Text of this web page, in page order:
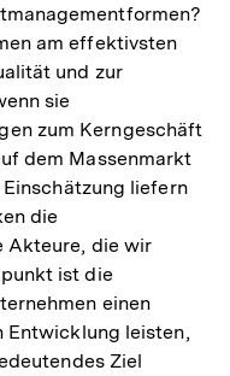
am effektivsten
und zur
sie
zum Kerngeschäft
dem Massenmarkt
liefern
die
Akteure, die wir
ist die
einen
Entwicklung leisten,
Ziel